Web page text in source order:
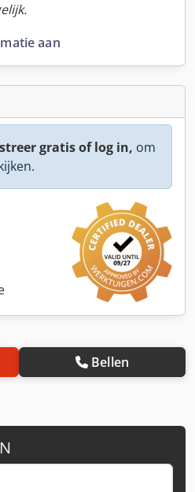
aan
gratis of log in, om
Bellen